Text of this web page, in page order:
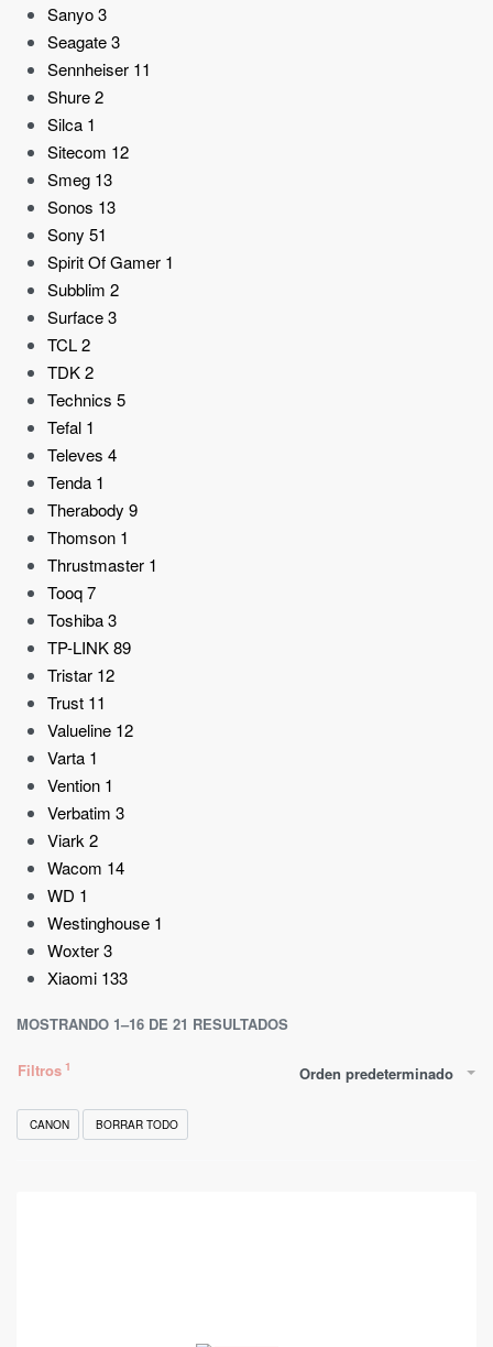
Sanyo3
Seagate3
Sennheiser 11
Shure2
Silca 1
Sitecom 12
Smeg 13
Sonos 13
Sony 51
Spirit Of Gamer 1
Subblim 2
Surface3
TCL2
TDK2
Technics 5
Tefal 1
Televes 4
Tenda 1
Therabody 9
Thomson 1
Thrustmaster 1
Tooq7
Toshiba3
TP-LINK89
Tristar 12
Trust 11
Valueline 12
Varta 1
Vention 1
Verbatim 3
Viark2
Wacom 14
WD 1
Westinghouse 1
Woxter3
Xiaomi 133
MOSTRANDO 1–16 DE 21 RESULTADOS
Orden predeterminado
Filtros
CANON BORRAR TODO